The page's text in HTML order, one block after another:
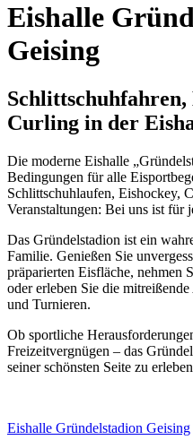
Eishalle
Geising
Schlittschuhfahren,
Curling in der
Die moderne Eishalle
Bedingungen für alle
Schlittschuhlaufen, Eishockey,
Veranstaltungen: Bei uns ist für
Das Gründelstadion ist ein
Familie. Genießen Sie
präparierten Eisfläche, nehmen
oder erleben Sie die
und Turnieren.
Ob sportliche
Freizeitvergnügen – das
seiner schönsten Seite zu
Eishalle Gründelstadion Geising